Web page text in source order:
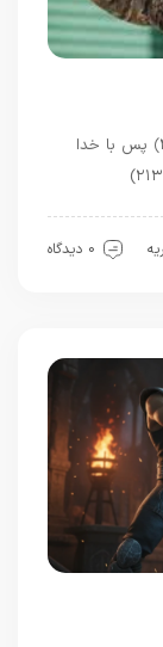
فَلَا تَدْعُ مَعَ اللَّهِ إِلَهًا آخَرَ فَتَكُونَ مِنَ الْمُعَذَّبِينَ ﴿۲۱۳﴾ پس با خدا
0 دیدگاه